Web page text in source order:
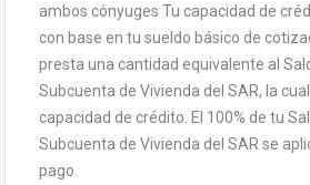
ambos cónyuges Tu capacidad de
con base en tu sueldo básico de
presta una cantidad equivalente al
Subcuenta de Vivienda del SAR, la
capacidad de crédito. El 100% de tu
Subcuenta de Vivienda del SAR se
pago.